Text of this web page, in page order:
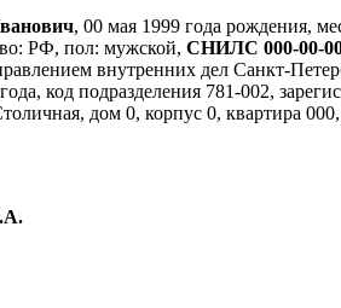
, 00 мая 1999 года рождения,
РФ, пол: мужской, СНИЛС 000-00-
внутренних дел Санкт-
код подразделения 781-002,
дом 0, корпус 0, квартира